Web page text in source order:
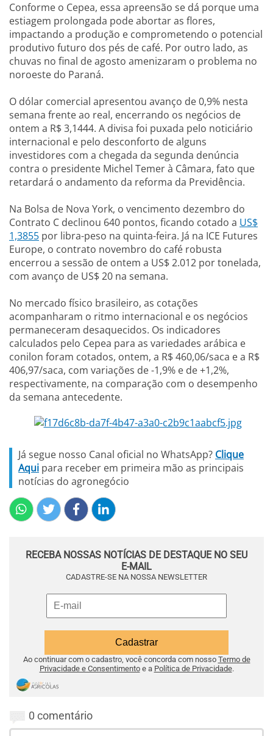
Conforme o Cepea, essa apreensão se dá porque uma
estiagem prolongada pode abortar as flores,
impactando a produção e comprometendo o potencial
produtivo futuro dos pés de café. Por outro lado, as
chuvas no final de agosto amenizaram o problema no
noroeste do Paraná.
O dólar comercial apresentou avanço de 0,9% nesta
semana frente ao real, encerrando os negócios de
ontem a R$ 3,1444. A divisa foi puxada pelo noticiário
internacional e pelo desconforto de alguns
investidores com a chegada da segunda denúncia
contra o presidente Michel Temer à Câmara, fato que
retardará o andamento da reforma da Previdência.
Na Bolsa de Nova York, o vencimento dezembro do
Contrato C declinou 640 pontos, ficando cotado a US$
1,3855 por libra-peso na quinta-feira. Já na ICE Futures
Europe, o contrato novembro do café robusta
encerrou a sessão de ontem a US$ 2.012 por tonelada,
com avanço de US$ 20 na semana.
No mercado físico brasileiro, as cotações
acompanharam o ritmo internacional e os negócios
permaneceram desaquecidos. Os indicadores
calculados pelo Cepea para as variedades arábica e
conilon foram cotados, ontem, a R$ 460,06/saca e a R$
406,97/saca, com variações de -1,9% e de +1,2%,
respectivamente, na comparação com o desempenho
da semana antecedente.
Já segue nosso Canal oficial no WhatsApp? Clique
Aqui para receber em primeira mão as principais
notícias do agronegócio
RECEBA NOSSAS NOTÍCIAS DE DESTAQUE NO SEU
E-MAIL
CADASTRE-SE NA NOSSA NEWSLETTER
Ao continuar com o cadastro, você concorda com nosso Termo de
Privacidade e Consentimentoe a Política de Privacidade.
0 comentário